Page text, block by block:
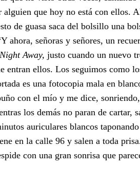
que hoy no está con ellos.
de guasa saca del bolsillo una
ahora, señoras y señores, un
Away, justo cuando un nuevo
entran ellos. Los seguimos como
es una fotocopia mala en
con el mío y me dice,
los demás no paran de cartar,
auriculares blancos
en la calle 96 y salen a toda
con una gran sonrisa que